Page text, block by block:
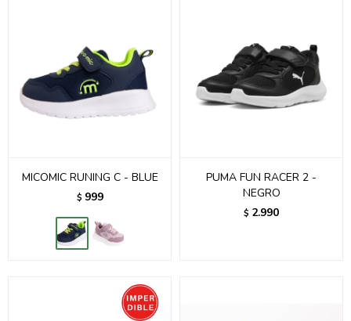
MICOMIC RUNING C - BLUE
$ 999
PUMA FUN RACER 2 -
NEGRO
$ 2.990